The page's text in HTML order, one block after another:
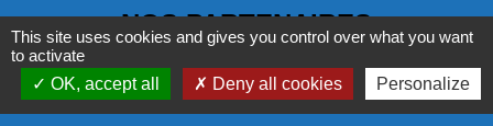
NOS PARTENAIRES
COMMISSION EUROPÉENNE
L'EUROPE S'ENGAGE EN RÉGION
This site uses cookies and gives you control over what you want
to activate
OK, accept all
Deny all cookies Personalize